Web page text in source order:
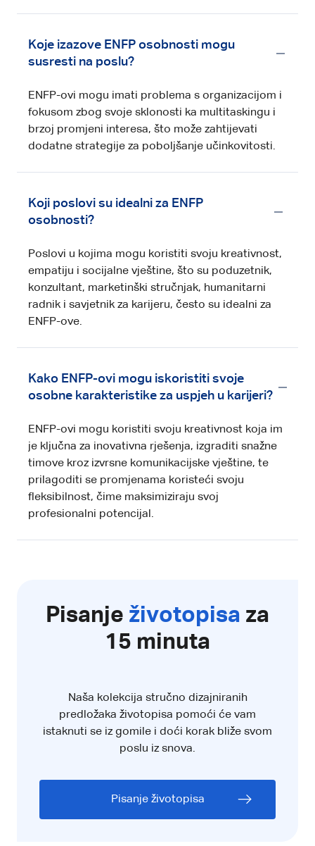
Koje izazove ENFP osobnosti mogu
susresti na poslu?
ENFP-ovi mogu imati problema s organizacijom i
fokusom zbog svoje sklonosti ka multitaskingu i
brzoj promjeni interesa, što može zahtijevati
dodatne strategije za poboljšanje učinkovitosti.
Koji poslovi su idealni za ENFP
osobnosti?
Poslovi u kojima mogu koristiti svoju kreativnost,
empatiju i socijalne vještine, što su poduzetnik,
konzultant, marketinški stručnjak, humanitarni
radnik i savjetnik za karijeru, često su idealni za
ENFP-ove.
Kako ENFP-ovi mogu iskoristiti svoje
osobne karakteristike za uspjeh u karijeri?
ENFP-ovi mogu koristiti svoju kreativnost koja im
je ključna za inovativna rješenja, izgraditi snažne
timove kroz izvrsne komunikacijske vještine, te
prilagoditi se promjenama koristeći svoju
fleksibilnost, čime maksimiziraju svoj
profesionalni potencijal.
Pisanje životopisa za
15 minuta
Naša kolekcija stručno dizajniranih
predložaka životopisa pomoći će vam
istaknuti se iz gomile i doći korak bliže svom
poslu iz snova.
Pisanje životopisa